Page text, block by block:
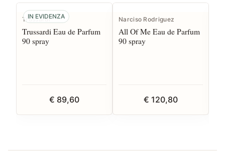
IN EVIDENZA
Trussardi
Trussardi Eau de Parfum
90 spray
€ 89,60
Narciso Rodriguez
All Of Me Eau de Parfum
90 spray
€ 120,80